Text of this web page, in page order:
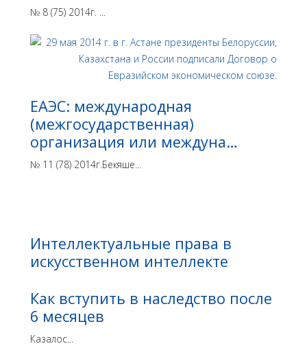
№ 8 (75) 2014г. ...
ЕАЭС: международная
(межгосударственная)
организация или междуна…
№ 11 (78) 2014г.Бекяше...
Интеллектуальные права в
искусственном интеллекте
Как вступить в наследство после
6 месяцев
Казалос...